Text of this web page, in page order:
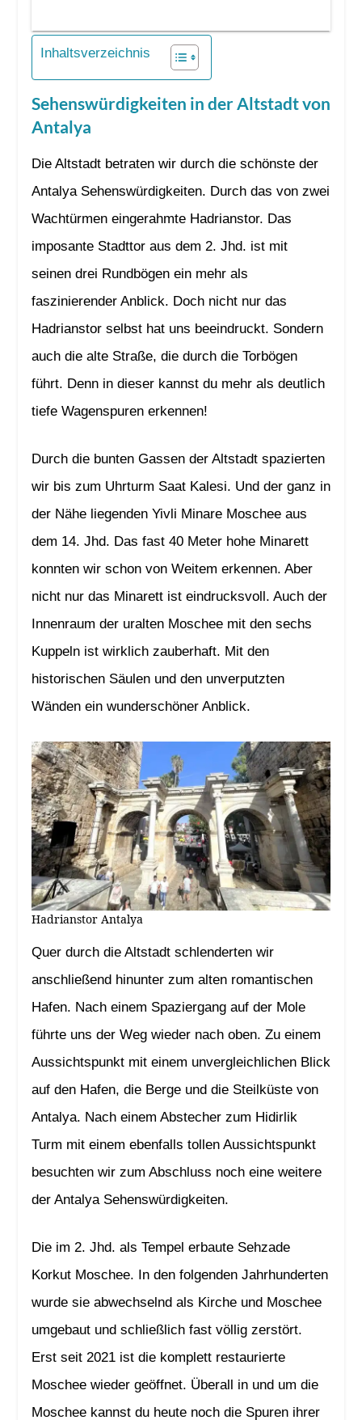
Inhaltsverzeichnis
Sehenswürdigkeiten in der Altstadt von
Antalya
Die Altstadt betraten wir durch die schönste der
Antalya Sehenswürdigkeiten. Durch das von zwei
Wachtürmen eingerahmte Hadrianstor. Das
imposante Stadttor aus dem 2. Jhd. ist mit
seinen drei Rundbögen ein mehr als
faszinierender Anblick. Doch nicht nur das
Hadrianstor selbst hat uns beeindruckt. Sondern
auch die alte Straße, die durch die Torbögen
führt. Denn in dieser kannst du mehr als deutlich
tiefe Wagenspuren erkennen!
Durch die bunten Gassen der Altstadt spazierten
wir bis zum Uhrturm Saat Kalesi. Und der ganz in
der Nähe liegenden Yivli Minare Moschee aus
dem 14. Jhd. Das fast 40 Meter hohe Minarett
konnten wir schon von Weitem erkennen. Aber
nicht nur das Minarett ist eindrucksvoll. Auch der
Innenraum der uralten Moschee mit den sechs
Kuppeln ist wirklich zauberhaft. Mit den
historischen Säulen und den unverputzten
Wänden ein wunderschöner Anblick.
Hadrianstor Antalya
Quer durch die Altstadt schlenderten wir
anschließend hinunter zum alten romantischen
Hafen. Nach einem Spaziergang auf der Mole
führte uns der Weg wieder nach oben. Zu einem
Aussichtspunkt mit einem unvergleichlichen Blick
auf den Hafen, die Berge und die Steilküste von
Antalya. Nach einem Abstecher zum Hidirlik
Turm mit einem ebenfalls tollen Aussichtspunkt
besuchten wir zum Abschluss noch eine weitere
der Antalya Sehenswürdigkeiten.
Die im 2. Jhd. als Tempel erbaute Sehzade
Korkut Moschee. In den folgenden Jahrhunderten
wurde sie abwechselnd als Kirche und Moschee
umgebaut und schließlich fast völlig zerstört.
Erst seit 2021 ist die komplett restaurierte
Moschee wieder geöffnet. Überall in und um die
Moschee kannst du heute noch die Spuren ihrer